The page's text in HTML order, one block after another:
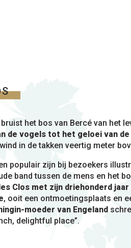
het bos van Bercé van het
de vogels tot het geloei van
in de takken veertig meter
populair zijn bij bezoekers
band tussen de mens en het
Clos met zijn driehonderd
, ooit een ontmoetingsplaats en
moeder van Engeland
delightful place”.